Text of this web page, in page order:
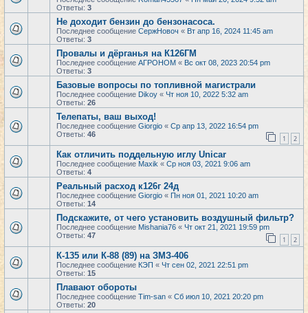
Ответы: 3
Не доходит бензин до бензонасоса.
Последнее сообщение СержНовоч « Вт апр 16, 2024 11:45 am
Ответы: 3
Провалы и дёрганья на К126ГМ
Последнее сообщение АГРОНОМ « Вс окт 08, 2023 20:54 pm
Ответы: 3
Базовые вопросы по топливной магистрали
Последнее сообщение Dikoy « Чт ноя 10, 2022 5:32 am
Ответы: 26
Телепаты, ваш выход!
Последнее сообщение Giorgio « Ср апр 13, 2022 16:54 pm
Ответы: 46 1 2
Как отличить поддельную иглу Unicar
Последнее сообщение Maxik « Ср ноя 03, 2021 9:06 am
Ответы: 4
Реальный расход к126г 24д
Последнее сообщение Giorgio « Пн ноя 01, 2021 10:20 am
Ответы: 14
Подскажите, от чего установить воздушный фильтр?
Последнее сообщение Mishania76 « Чт окт 21, 2021 19:59 pm
Ответы: 47 1 2
К-135 или К-88 (89) на ЗМЗ-406
Последнее сообщение КЭП « Чт сен 02, 2021 22:51 pm
Ответы: 15
Плавают обороты
Последнее сообщение Tim-san « Сб июл 10, 2021 20:20 pm
Ответы: 20